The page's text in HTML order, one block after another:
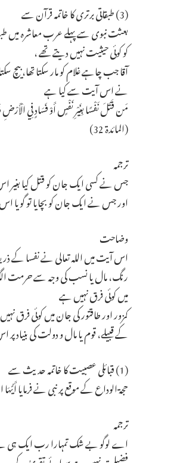
(3) طبقاتی برتری کا خاتمہ قرآن سے
بعثت نبوی سے پہلے عرب معاشرہ میں
کو کوئی حیثیت نہیں دیتے تھے ،
آقا جب چاہے غلام کو مار سکتا تھا، بیچ
نے اس آیت سے کیا ہے
مَن قَتَلَ نَفْسًا بِغَيْرِ نَفْسٍ أَوْ فَسَادٍ فِي الْأَرْضِ
(المائدة 32)
ترجمہ
جس نے کسی ایک جان کو قتل کیا بغیر
اور جس نے ایک جان کو بچایا تو گویا
وضاحت
اس آیت میں اللہ تعالی نے نفسا کے
رنگ، مال یا نسب کی وجہ سے حرمت
میں کوئی فرق نہیں ہے
کمزور اور طاقتور کی جان میں کوئی
کے قبیلے، قوم یا مال و دولت کی بنیاد
(1) قبائلی عصبیت کا خاتمہ حدیث سے
حجۃ الوداع کے موقع پر نبی نے فرمایا
ترجمہ
اے لوگو بے شک تمہارا رب ایک ہی ہے